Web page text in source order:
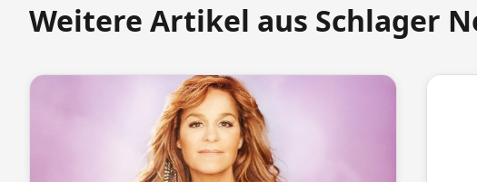
Weitere Artikel aus Schlager